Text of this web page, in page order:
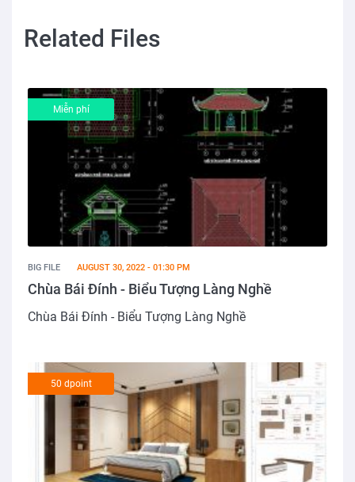
Related Files
Miễn phí
BIG FILE AUGUST 30, 2022 - 01:30 PM
Chùa Bái Đính - Biểu Tượng Làng Nghề
Chùa Bái Đính - Biểu Tượng Làng Nghề
50 dpoint